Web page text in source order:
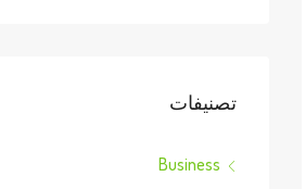
تصنيفات
Business